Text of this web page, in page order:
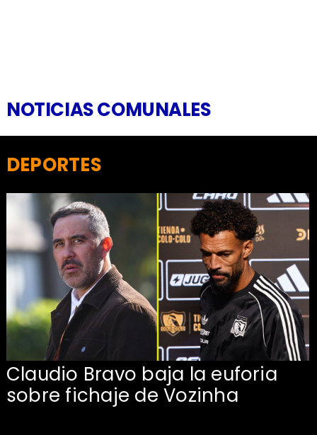
NOTICIAS COMUNALES
Claudio Bravo baja la euforia
sobre fichaje de Vozinha
DEPORTES